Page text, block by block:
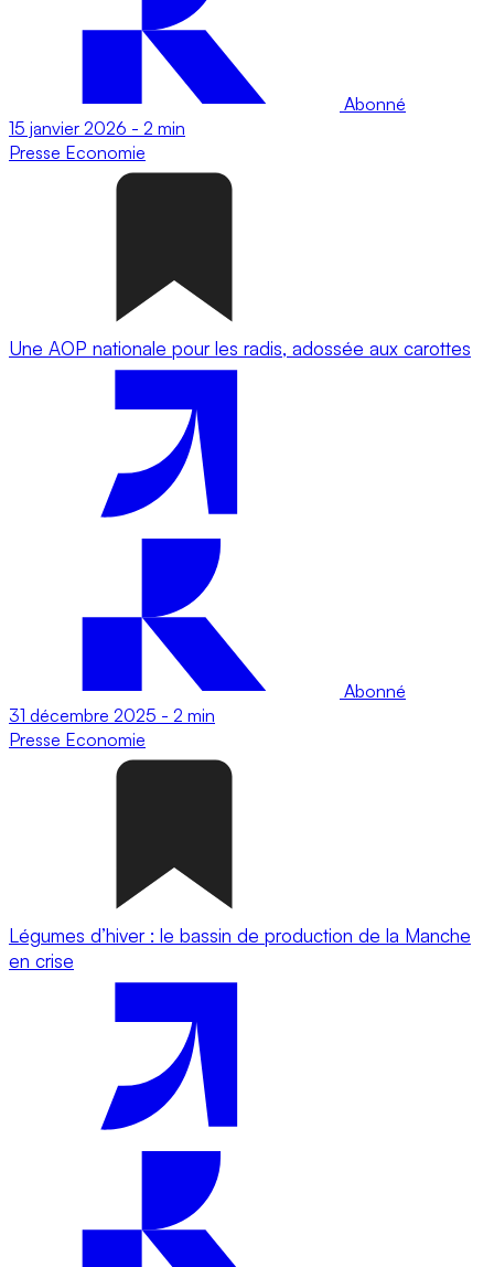
Abonné
15 janvier 2026 - 2 min
Presse Economie
Une AOP nationale pour les radis, adossée aux carottes
Abonné
31 décembre 2025 - 2 min
Presse Economie
Légumes d’hiver : le bassin de production de la Manche
en crise